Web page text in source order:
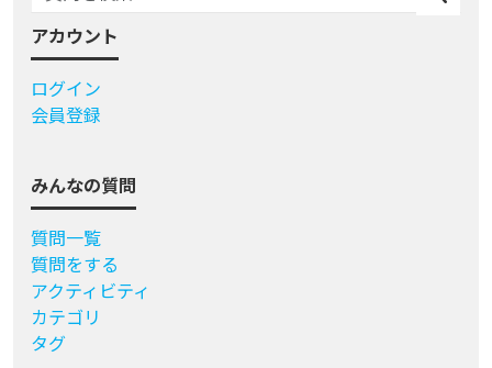
アカウント
ログイン
会員登録
みんなの質問
質問一覧
質問をする
アクティビティ
カテゴリ
タグ